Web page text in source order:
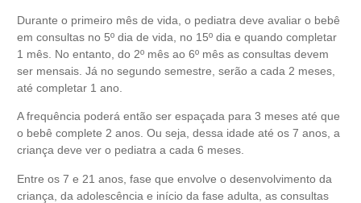
Durante o primeiro mês de vida, o pediatra deve avaliar o bebê
em consultas no 5º dia de vida, no 15º dia e quando completar
1 mês. No entanto, do 2º mês ao 6º mês as consultas devem
ser mensais. Já no segundo semestre, serão a cada 2 meses,
até completar 1 ano.
A frequência poderá então ser espaçada para 3 meses até que
o bebê complete 2 anos. Ou seja, dessa idade até os 7 anos, a
criança deve ver o pediatra a cada 6 meses.
Entre os 7 e 21 anos, fase que envolve o desenvolvimento da
criança, da adolescência e início da fase adulta, as consultas